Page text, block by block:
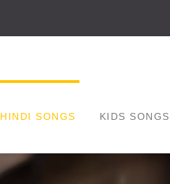
HINDI SONGS KIDS SONGS